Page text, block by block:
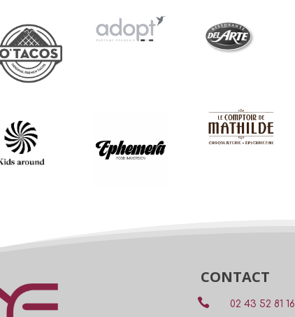
CONTACT
 02 43 52 81 16